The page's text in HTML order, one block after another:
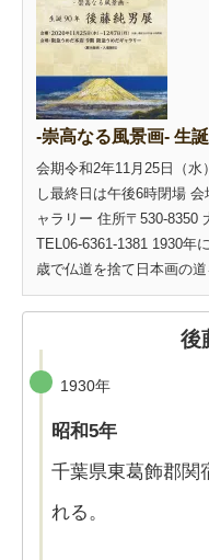
-崇高なる風景画- 生
会期令和2年11月25日
し最終日は午後6時閉場
ャラリー 住所〒530-
TEL06-6361-1381 1930年
歳で仏道を捨て日本画の
後
1930年
昭和5年
千葉県東葛飾郡関
れる。